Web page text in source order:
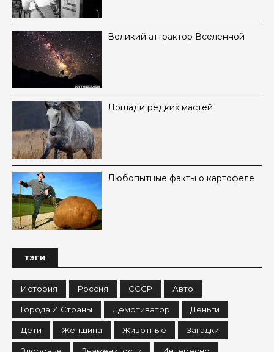
Великий аттрактор Вселенной
Лошади редких мастей
Любопытные факты о картофеле
ТЭГИ
История Россия СССР Авто
Города И Страны Демотиватор Деньги
Дети Женщина Животные Загадки